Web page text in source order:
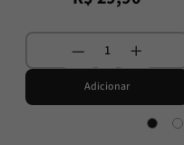
Adicionar